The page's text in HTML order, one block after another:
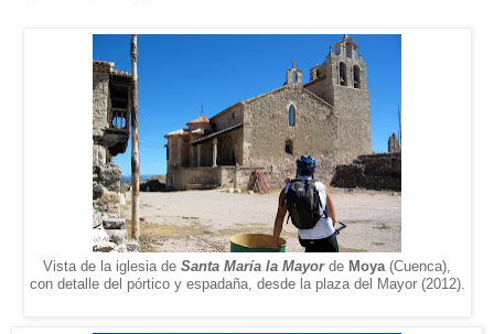
Vista de la iglesia de Santa María la Mayor de Moya (Cuenca),
con detalle del pórtico y espadaña, desde la plaza del Mayor (2012).